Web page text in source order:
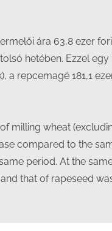
ára 63,8 ezer
hetében. Ezzel
repcemagé 181,1
milling wheat
compared to the
period. At the
that of rapeseed